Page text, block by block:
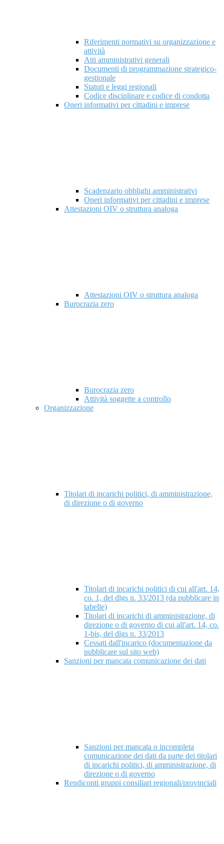
Riferimenti normativi su organizzazione e
attività
Atti amministrativi generali
Documenti di programmazione strategico-
gestionale
Statuti e leggi regionali
Codice disciplinare e codice di condotta
Oneri informativi per cittadini e imprese
Scadenzario obblighi amministrativi
Oneri informativi per cittadini e imprese
Attestazioni OIV o struttura analoga
Attestazioni OIV o struttura analoga
Burocrazia zero
Burocrazia zero
Attività soggette a controllo
Organizzazione
Titolari di incarichi politici, di amministrazione,
di direzione o di governo
Titolari di incarichi politici di cui all'art. 14,
co. 1, del dlgs n. 33/2013 (da pubblicare in
tabelle)
Titolari di incarichi di amministrazione, di
direzione o di governo di cui all'art. 14, co.
1-bis, del dlgs n. 33/2013
Cessati dall'incarico (documentazione da
pubblicare sul sito web)
Sanzioni per mancata comunicazione dei dati
Sanzioni per mancata o incompleta
comunicazione dei dati da parte dei titolari
di incarichi politici, di amministrazione, di
direzione o di governo
Rendiconti gruppi consiliari regionali/provinciali